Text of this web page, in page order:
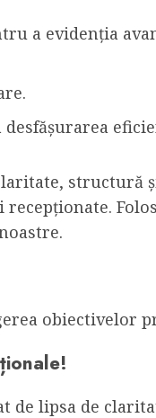
a evidenția
structură
obiectivelor
de lipsa de